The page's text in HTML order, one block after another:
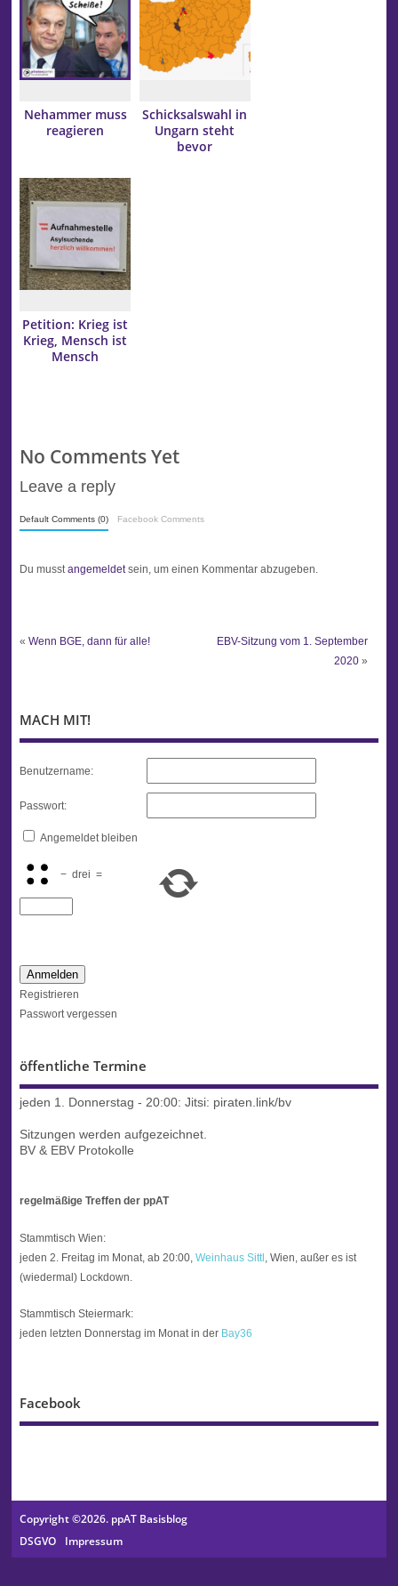
Nehammer muss
reagieren
Schicksalswahl in
Ungarn steht
bevor
Petition: Krieg ist
Krieg, Mensch ist
Mensch
No Comments Yet
Leave a reply
Default Comments (0) Facebook Comments
Du musst angemeldetsein, um einen Kommentar abzugeben.
« Wenn BGE, dann für alle!
EBV-Sitzung vom 1. September
2020»
MACH MIT!
Benutzername:
Passwort:
Angemeldet bleiben
− drei =
Anmelden
Registrieren
Passwort vergessen
öffentliche Termine
jeden 1. Donnerstag - 20:00: Jitsi: piraten.link/bv
Sitzungen werden aufgezeichnet.
BV & EBV Protokolle
regelmäßige Treffen der ppAT
Stammtisch Wien:
jeden 2. Freitag im Monat, ab 20:00, Weinhaus Sittl , Wien, außer es ist
(wiedermal) Lockdown.
Stammtisch Steiermark:
jeden letzten Donnerstag im Monat in der Bay36
Facebook
Copyright ©2026. ppAT Basisblog
DSGVO
Impressum